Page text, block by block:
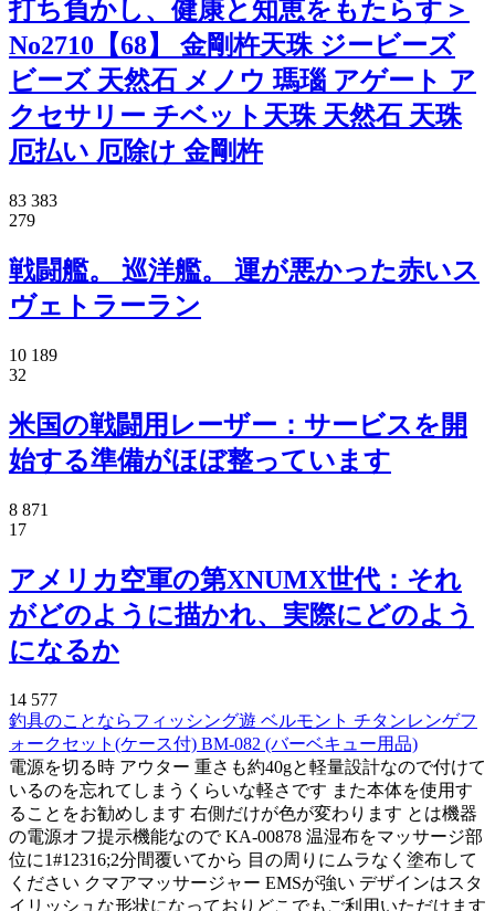
打ち負かし、健康と知恵をもたらす＞
No2710【68】 金剛杵天珠 ジービーズ
ビーズ 天然石 メノウ 瑪瑙 アゲート ア
クセサリー チベット天珠 天然石 天珠
厄払い 厄除け 金剛杵
83 383
279
戦闘艦。 巡洋艦。 運が悪かった赤いス
ヴェトラーラン
10 189
32
米国の戦闘用レーザー：サービスを開
始する準備がほぼ整っています
8 871
17
アメリカ空軍の第XNUMX世代：それ
がどのように描かれ、実際にどのよう
になるか
14 577
釣具のことならフィッシング遊 ベルモント チタンレンゲフ
ォークセット(ケース付) BM-082 (バーベキュー用品)
電源を切る時 アウター 重さも約40gと軽量設計なので付けて
いるのを忘れてしまうくらいな軽さです また本体を使用す
ることをお勧めします 右側だけが色が変わります とは機器
の電源オフ提示機能なので KA-00878 温湿布をマッサージ部
位に1#12316;2分間覆いてから 目の周りにムラなく塗布して
ください クマアマッサージャー EMSが強い デザインはスタ
イリッシュな形状になっておりどこでもご利用いただけます